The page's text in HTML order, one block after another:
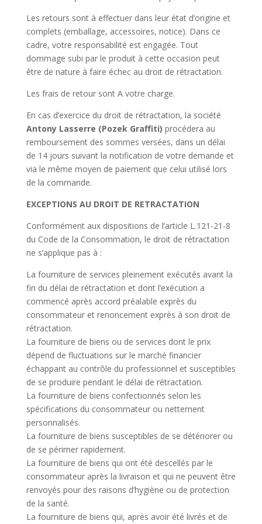
Les retours sont à effectuer dans leur état d’origine et
complets (emballage, accessoires, notice). Dans ce
cadre, votre responsabilité est engagée. Tout
dommage subi par le produit à cette occasion peut
être de nature à faire échec au droit de rétractation.
Les frais de retour sont A votre charge.
En cas d’exercice du droit de rétractation, la société
Antony Lasserre (Pozek Graffiti) procédera au
remboursement des sommes versées, dans un délai
de 14 jours suivant la notification de votre demande et
via le même moyen de paiement que celui utilisé lors
de la commande.
EXCEPTIONS AU DROIT DE RETRACTATION
Conformément aux dispositions de l’article L.121-21-8
du Code de la Consommation, le droit de rétractation
ne s’applique pas à :
La fourniture de services pleinement exécutés avant la
fin du délai de rétractation et dont l’exécution a
commencé après accord préalable exprès du
consommateur et renoncement exprès à son droit de
rétractation.
La fourniture de biens ou de services dont le prix
dépend de fluctuations sur le marché financier
échappant au contrôle du professionnel et susceptibles
de se produire pendant le délai de rétractation.
La fourniture de biens confectionnés selon les
spécifications du consommateur ou nettement
personnalisés.
La fourniture de biens susceptibles de se détériorer ou
de se périmer rapidement.
La fourniture de biens qui ont été descellés par le
consommateur après la livraison et qui ne peuvent être
renvoyés pour des raisons d’hygiène ou de protection
de la santé.
La fourniture de biens qui, après avoir été livrés et de